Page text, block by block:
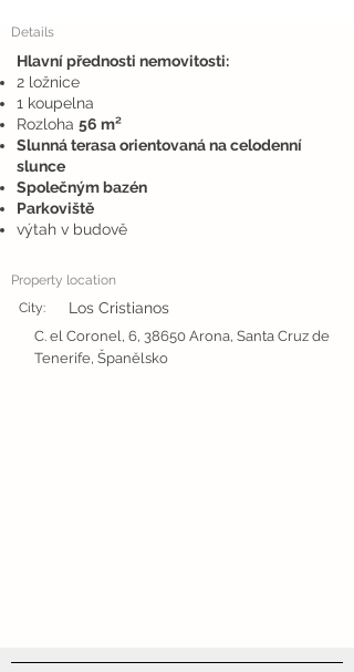
Details
Hlavní přednosti nemovitosti:
2 ložnice
1 koupelna
Rozloha 56 m²
Slunná terasa orientovaná na celodenní
slunce
Společným bazén
Parkoviště
výtah v budově
Property location
City:
Los Cristianos
C. el Coronel, 6, 38650 Arona, Santa Cruz de
Tenerife, Španělsko